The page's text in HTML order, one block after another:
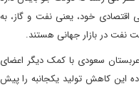
خود، یعنی نفت و گاز، به
نفت در بازار جهانی هستند.
سعودی با کمک دیگر اعضای
این کاهش تولید یکجانبه را پیش